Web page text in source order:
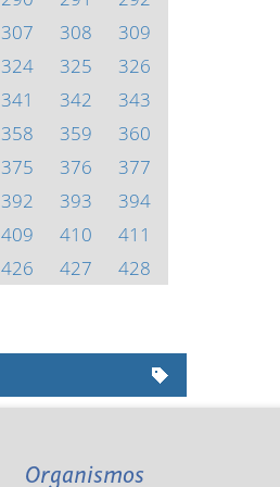
307 308
309
324 325
326
341 342
343
358 359
360
375 376
377
392 393
394
409 410
411
426 427
428
Organismos